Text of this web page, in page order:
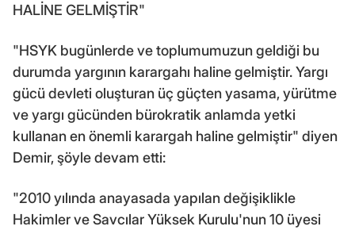
HALİNE GELMİŞTİR"
"HSYK bugünlerde ve toplumumuzun geldiği bu
durumda yargının karargahı haline gelmiştir. Yargı
gücü devleti oluşturan üç güçten yasama, yürütme
ve yargı gücünden bürokratik anlamda yetki
kullanan en önemli karargah haline gelmiştir" diyen
Demir, şöyle devam etti:
"2010 yılında anayasada yapılan değişiklikle
Hakimler ve Savcılar Yüksek Kurulu'nun 10 üyesi